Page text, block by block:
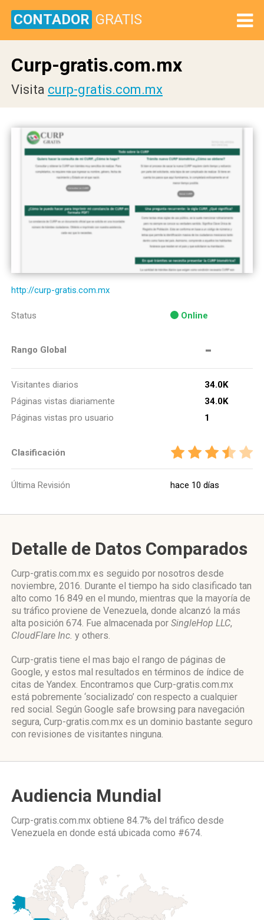
CONTADOR GRATIS
Curp-gratis.com.mx
Visita curp-gratis.com.mx
http://curp-gratis.com.mx
Status Online
Rango Global -
Visitantes diarios
34.0K
Páginas vistas diariamente
34.0K
Páginas vistas pro usuario
1
Clasificación
Última Revisión hace 10 días
Detalle de Datos Comparados
Curp-gratis.com.mx es seguido por nosotros desde
noviembre, 2016. Durante el tiempo ha sido clasificado tan
alto como 16 849 en el mundo, mientras que la mayoría de
su tráfico proviene de Venezuela, donde alcanzó la más
alta posición 674. Fue almacenada por SingleHop LLC,
CloudFlare Inc. y others.
Curp-gratis tiene el mas bajo el rango de páginas de
Google, y estos mal resultados en términos de índice de
citas de Yandex. Encontramos que Curp-gratis.com.mx
está pobremente ‘socializado’ con respecto a cualquier
red social. Según Google safe browsing para navegación
segura, Curp-gratis.com.mx es un dominio bastante seguro
con revisiones de visitantes ninguna.
Audiencia Mundial
Curp-gratis.com.mx obtiene 84.7% del tráfico desde
Venezuela en donde está ubicada como #674.